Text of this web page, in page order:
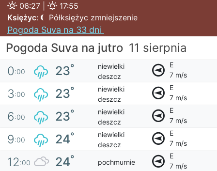
06:27 |
17:55
Księżyc: Półksiężyc zmniejszenie
Pogoda Suva na 33 dni
Pogoda Suva na jutro 11 sierpnia
0:00 23°
niewielki
deszcz
E
7 m/s
3:00 23°
niewielki
deszcz
E
7 m/s
6:00 23°
niewielki
deszcz
E
7 m/s
9:00 24°
niewielki
deszcz
E
7 m/s
12:00 24° pochmurnie
E
7 m/s